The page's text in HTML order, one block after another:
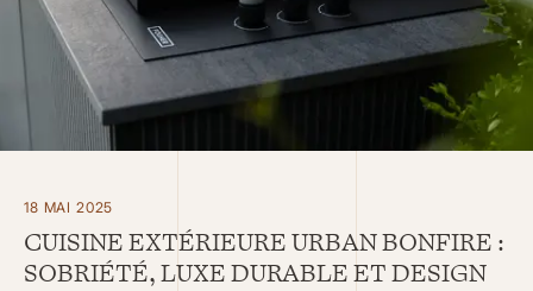
18 MAI 2025
CUISINE EXTÉRIEURE URBAN BONFIRE :
SOBRIÉTÉ, LUXE DURABLE ET DESIGN